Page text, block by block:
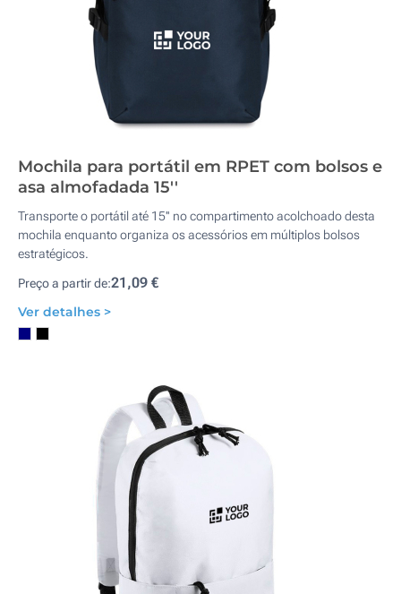
Mochila para portátil em RPET com bolsos e
asa almofadada 15''
Transporte o portátil até 15'' no compartimento acolchoado desta
mochila enquanto organiza os acessórios em múltiplos bolsos
estratégicos.
Preço a partir de:21,09 €
Ver detalhes >